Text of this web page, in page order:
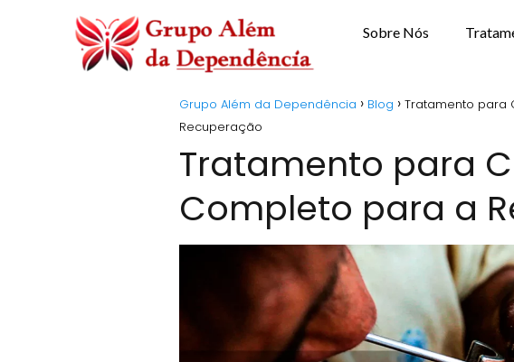
Sobre Nós
Grupo Além da Dependência Blog
Tratamento para
Recuperação
Tratamento para
Completo para a